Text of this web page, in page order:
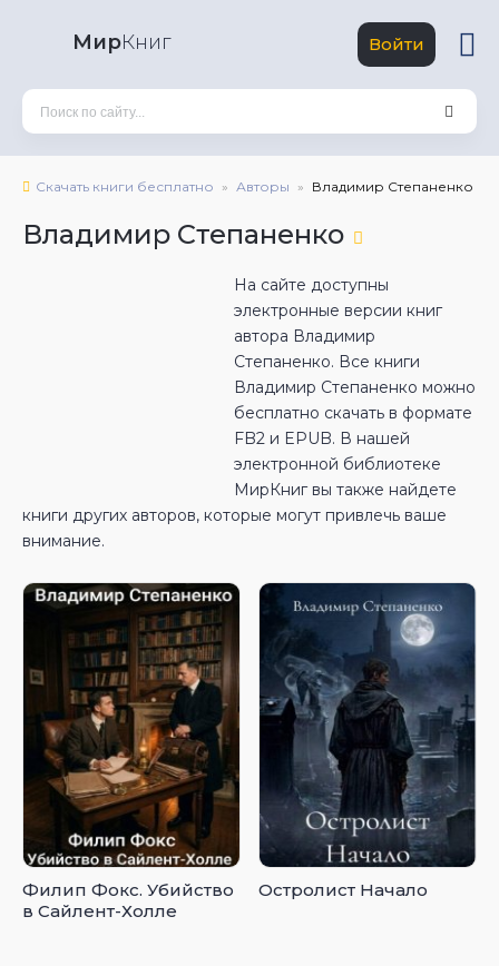
МирКниг Войти
Скачать книги бесплатно Авторы Владимир Степаненко
Владимир Степаненко
На сайте доступны
электронные версии книг
автора Владимир
Степаненко. Все книги
Владимир Степаненко можно
бесплатно скачать в формате
FB2 и EPUB. В нашей
электронной библиотеке
МирКниг вы также найдете
книги других авторов, которые могут привлечь ваше
внимание.
Филип Фокс. Убийство
в Сайлент-Холле
Остролист Начало